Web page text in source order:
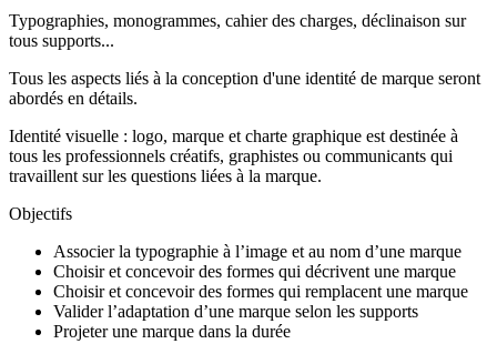
Typographies, monogrammes, cahier des charges, déclinaison sur
tous supports...
Tous les aspects liés à la conception d'une identité de marque seront
abordés en détails.
Identité visuelle : logo, marque et charte graphique est destinée à
tous les professionnels créatifs, graphistes ou communicants qui
travaillent sur les questions liées à la marque.
Objectifs
Associer la typographie à l’image et au nom d’une marque
Choisir et concevoir des formes qui décrivent une marque
Choisir et concevoir des formes qui remplacent une marque
Valider l’adaptation d’une marque selon les supports
Projeter une marque dans la durée